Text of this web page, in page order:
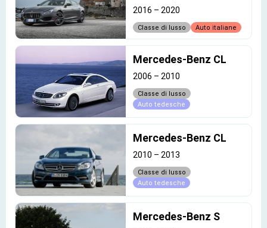
2016 – 2020
Classe di lusso Auto italiane
Mercedes-Benz CL
2006 – 2010
Classe di lusso
Auto tedesche
Mercedes-Benz CL
2010 – 2013
Classe di lusso
Auto tedesche
Mercedes-Benz S